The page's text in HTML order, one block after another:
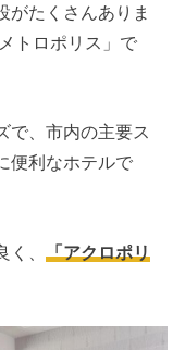
がたくさんありま
トロポリス」で
で、市内の主要ス
便利なホテルで
く、「アクロポリ